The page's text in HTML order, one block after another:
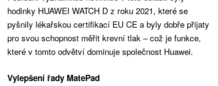
hodinky HUAWEI WATCH D z roku 2021, které se
pyšnily lékařskou certifikací EU CE a byly dobře přijaty
pro svou schopnost měřit krevní tlak – což je funkce,
které v tomto odvětví dominuje společnost Huawei.
Vylepšení řady MatePad